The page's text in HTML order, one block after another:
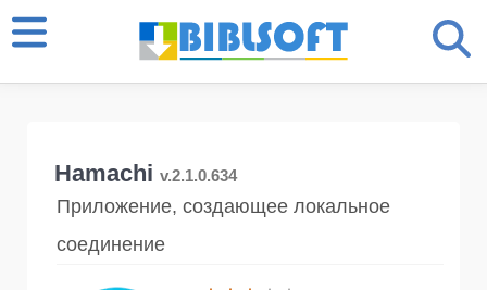
Hamachi v.2.1.0.634
Приложение, создающее локальное
соединение